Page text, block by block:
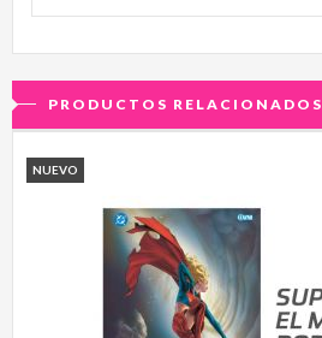
PRODUCTOS RELACIONADOS
NUEVO